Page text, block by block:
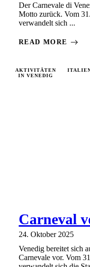
Der Carnevale di
Motto zurück. Vom
verwandelt sich ...
READ MORE
AKTIVITÄTEN
IN VENEDIG
Carneval
24. Oktober 2025
Venedig bereitet sich
Carnevale vor. Vom